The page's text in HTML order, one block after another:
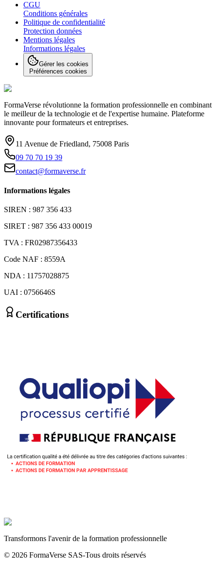
CGU
Conditions générales
Politique de confidentialité
Protection données
Mentions légales
Informations légales
Gérer les cookies
Préférences cookies
FormaVerse révolutionne la formation professionnelle en combinant
le meilleur de la technologie et de l'expertise humaine. Plateforme
innovante pour formateurs et entreprises.
11 Avenue de Friedland, 75008 Paris
09 70 70 19 39
contact@formaverse.fr
Informations légales
SIREN : 987 356 433
SIRET : 987 356 433 00019
TVA : FR02987356433
Code NAF : 8559A
NDA : 11757028875
UAI : 0756646S
Certifications
Transformons l'avenir de la formation professionnelle
© 2026 FormaVerse SAS-Tous droits réservés